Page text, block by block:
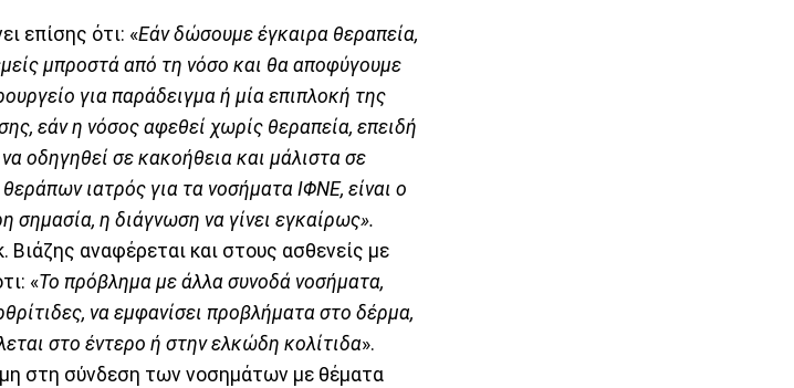
επίσης ότι: «Εάν δώσουμε έγκαιρα θεραπεία,
μπροστά από τη νόσο και θα αποφύγουμε
για παράδειγμα ή μία επιπλοκή της
εάν η νόσος αφεθεί χωρίς θεραπεία, επειδή
οδηγηθεί σε κακοήθεια και μάλιστα σε
ιατρός για τα νοσήματα ΙΦΝΕ, είναι ο
σημασία, η διάγνωση να γίνει εγκαίρως».
Βιάζης αναφέρεται και στους ασθενείς με
«Το πρόβλημα με άλλα συνοδά νοσήματα,
να εμφανίσει προβλήματα στο δέρμα,
στο έντερο ή στην ελκώδη κολίτιδα».
στη σύνδεση των νοσημάτων με θέματα